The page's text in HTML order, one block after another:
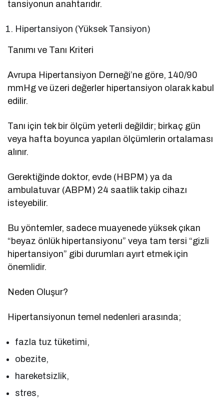
tansiyonun anahtarıdır.
Hipertansiyon (Yüksek Tansiyon)
Tanımı ve Tanı Kriteri
Avrupa Hipertansiyon Derneği’ne göre, 140/90
mmHg ve üzeri değerler hipertansiyon olarak kabul
edilir.
Tanı için tek bir ölçüm yeterli değildir; birkaç gün
veya hafta boyunca yapılan ölçümlerin ortalaması
alınır.
Gerektiğinde doktor, evde (HBPM) ya da
ambulatuvar (ABPM) 24 saatlik takip cihazı
isteyebilir.
Bu yöntemler, sadece muayenede yüksek çıkan
“beyaz önlük hipertansiyonu” veya tam tersi “gizli
hipertansiyon” gibi durumları ayırt etmek için
önemlidir.
Neden Oluşur?
Hipertansiyonun temel nedenleri arasında;
fazla tuz tüketimi,
obezite,
hareketsizlik,
stres,